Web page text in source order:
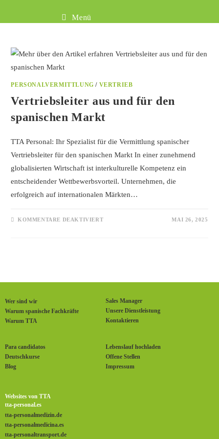
Menü
PERSONALVERMITTLUNG / VERTRIEB
Vertriebsleiter aus und für den
spanischen Markt
TTA Personal: Ihr Spezialist für die Vermittlung spanischer
Vertriebsleiter für den spanischen Markt In einer zunehmend
globalisierten Wirtschaft ist interkulturelle Kompetenz ein
entscheidender Wettbewerbsvorteil. Unternehmen, die
erfolgreich auf internationalen Märkten…
KOMMENTARE DEAKTIVIERT MAI 26, 2025
Wer sind wir
Warum spanische Fachkräfte
Warum TTA
Sales Manager
Unsere Dienstleistung
Kontaktieren
Para candidatos
Deutschkurse
Blog
Lebenslauf hochladen
Offene Stellen
Impressum
Websites von TTA
tta-personal.es
tta-personalmedizin.de
tta-personalmedicina.es
tta-personaltransport.de